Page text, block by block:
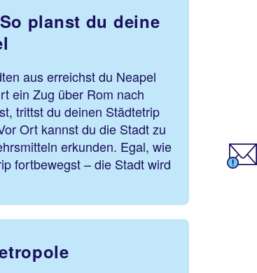
planst du deine
aus erreichst du Neapel
ein Zug über Rom nach
trittst du deinen Städtetrip
Ort kannst du die Stadt zu
erkunden. Egal, wie
fortbewegst – die Stadt wird